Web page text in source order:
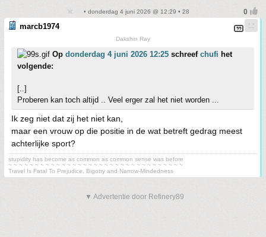
• donderdag 4 juni 2026 @ 12:29 • 28
marcb1974
Dakshin Ray
Op donderdag 4 juni 2026 12:25 schreef chufi het
volgende:
[..]
Proberen kan toch altijd .. Veel erger zal het niet worden ...
Ik zeg niet dat zij het niet kan,
maar een vrouw op die positie in de wat betreft gedrag meest
achterlijke sport?
stupidity has become as common as common sense was before
~ ~ ~ ~ ~ ~ ~ ~ ~ ~ ~ ~ ~ ~ ~ ~ ~ ~ ~ ~ ~ ~ ~ ~ ~ ~ ~ ~ ~ ~ ~ ~ ~
Travel Is Fatal To Prejudice, Bigotry and Narrow-Mindedness
▼ Advertentie door Refinery89